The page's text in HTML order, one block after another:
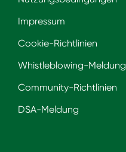
Impressum
Cookie-Richtlinien
Whistleblowing-Meldung
Community-Richtlinien
DSA-Meldung